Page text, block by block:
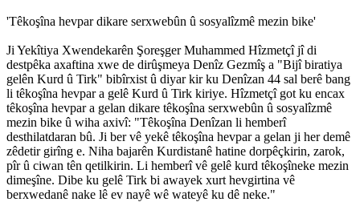
'Têkoşîna hevpar dikare serxwebûn û sosyalîzmê mezin bike'
Ji Yekîtiya Xwendekarên Şoreşger Muhammed Hîzmetçî jî di
destpêka axaftina xwe de dirûşmeya Denîz Gezmîş a "Bijî biratiya
gelên Kurd û Tirk" bibîrxist û diyar kir ku Denîzan 44 sal berê bang
li têkoşîna hevpar a gelê Kurd û Tirk kiriye. Hîzmetçî got ku encax
têkoşîna hevpar a gelan dikare têkoşîna serxwebûn û sosyalîzmê
mezin bike û wiha axivî: "Têkoşîna Denîzan li hemberî
desthilatdaran bû. Ji ber vê yekê têkoşîna hevpar a gelan ji her demê
zêdetir girîng e. Niha bajarên Kurdistanê hatine dorpêçkirin, zarok,
pîr û ciwan tên qetilkirin. Li hemberî vê gelê kurd têkoşîneke mezin
dimeşîne. Dibe ku gelê Tirk bi awayek xurt hevgirtina vê
berxwedanê nake lê ev nayê wê wateyê ku dê neke."